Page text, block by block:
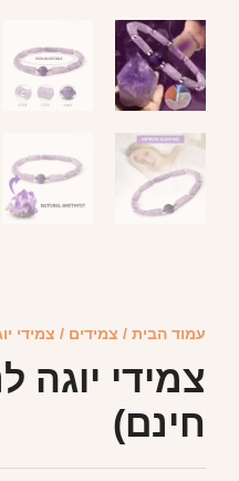
עמוד הבית / צמידים / צמידי
צמידי יוגה
חינם)